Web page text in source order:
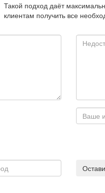
Такой подход даёт
клиентам получить все